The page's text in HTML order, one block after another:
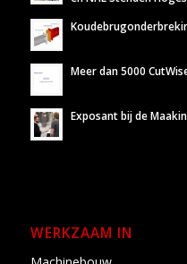
Meer dan 5000
Exposant bij de
WERKZAAM IN